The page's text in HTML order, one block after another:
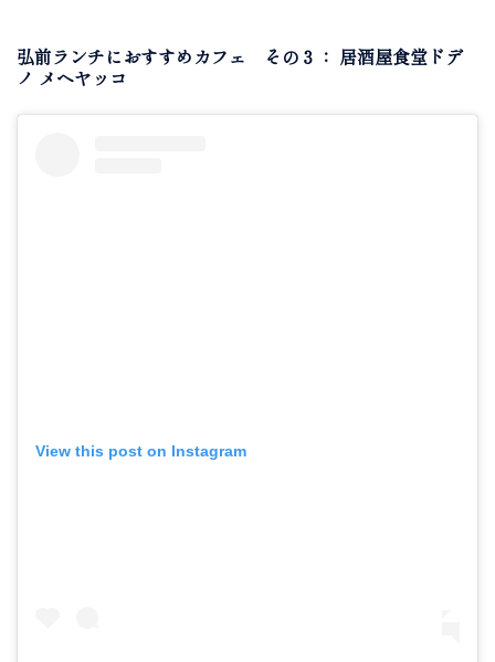
弘前ランチにおすすめカフェ その３： 居酒屋食堂ドデ
ノ メヘヤッコ
View this post on Instagram